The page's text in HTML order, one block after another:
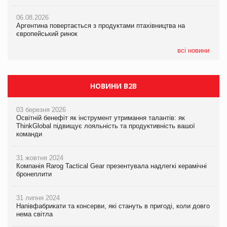
06.08.2026
Аргентина повертається з продуктами птахівництва на
європейський ринок
всі новини
Смачне поповнення дитячого меню: у VARUS з’явилися
новинки від ТМ ТОКЕРИ
06.08.2026
Аргентина повертається з продуктами птахівництва на
європейський ринок
НОВИНИ B2B
03 березня 2026
Освітній бенефіт як інструмент утримання талантів: як
ThinkGlobal підвищує лояльність та продуктивність вашої
команди
31 жовтня 2024
Компанія Rarog Tactical Gear презентувала надлегкі керамічні
бронеплити
31 липня 2024
Напівфабрикати та консерви, які стануть в пригоді, коли довго
нема світла